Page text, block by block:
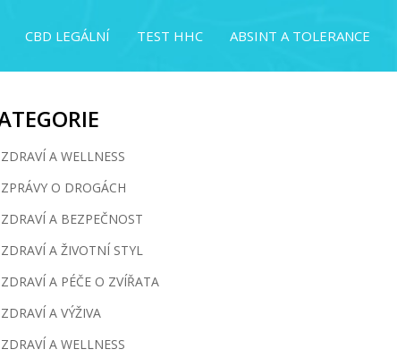
CBD LEGÁLNÍ TEST HHC ABSINT A TOLERANCE
ZDRAVÍ A WELLNESS
ZPRÁVY O DROGÁCH
ZDRAVÍ A BEZPEČNOST
ZDRAVÍ A ŽIVOTNÍ STYL
ZDRAVÍ A PÉČE O ZVÍŘATA
ZDRAVÍ A VÝŽIVA
ZDRAVÍ A WELLNESS